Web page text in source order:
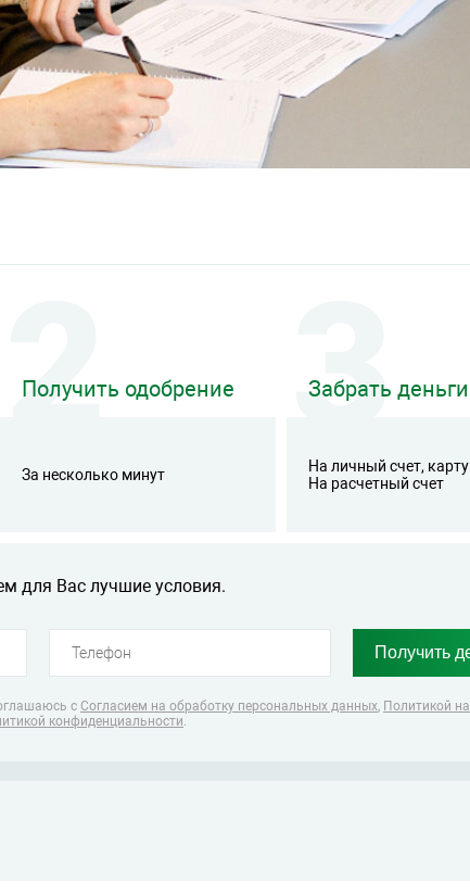
За несколько минут
Получить одобрение
На личный счет, карту
На расчетный счет
Забрать деньги
для Вас лучшие условия.
с Согласием на обработку персональных данных, Политикой на
конфиденциальности.